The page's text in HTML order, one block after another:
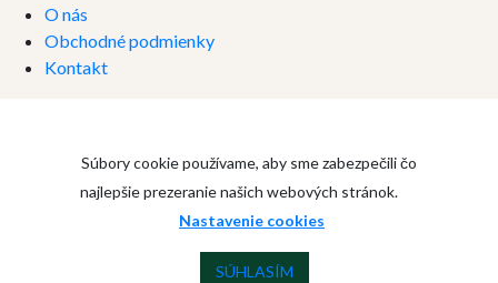
O nás
Obchodné podmienky
Kontakt
Súbory cookie používame, aby sme zabezpečili čo
najlepšie prezeranie našich webových stránok.
Nastavenie cookies
SÚHLASÍM